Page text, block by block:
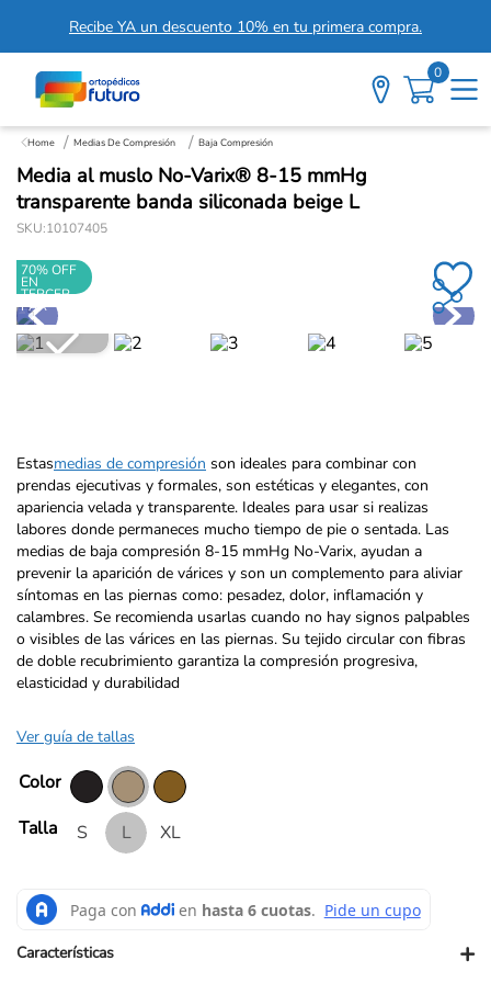
Recibe YA un descuento 10% en tu primera compra.
0
Medias De Compresión Baja Compresión
Media al muslo No-Varix® 8-15 mmHg
transparente banda siliconada beige L
SKU:10107405
70% OFF
EN
TERCER
PAR
Estasmedias de compresión son ideales para combinar con
prendas ejecutivas y formales, son estéticas y elegantes, con
apariencia velada y transparente. Ideales para usar si realizas
labores donde permaneces mucho tiempo de pie o sentada. Las
medias de baja compresión 8-15 mmHg No-Varix, ayudan a
prevenir la aparición de várices y son un complemento para aliviar
síntomas en las piernas como: pesadez, dolor, inflamación y
calambres. Se recomienda usarlas cuando no hay signos palpables
o visibles de las várices en las piernas. Su tejido circular con fibras
de doble recubrimiento garantiza la compresión progresiva,
elasticidad y durabilidad
Ver guía de tallas
Talla S L XL
Color
Características +